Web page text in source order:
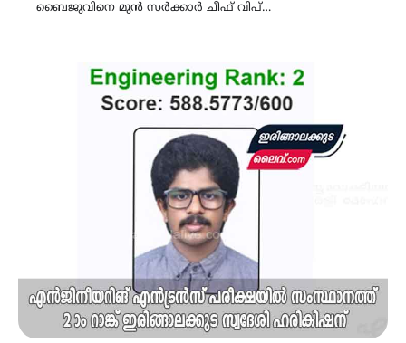
ബൈജുവിനെ മുൻ സർക്കാർ ചീഫ് വിപ്…